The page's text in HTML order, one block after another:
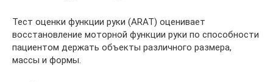
Тест оценки функции руки (ARAT) оценивает
восстановление моторной функции руки по способности
пациентом держать объекты различного размера,
массы и формы.